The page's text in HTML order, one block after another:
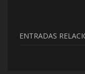
ENTRADAS